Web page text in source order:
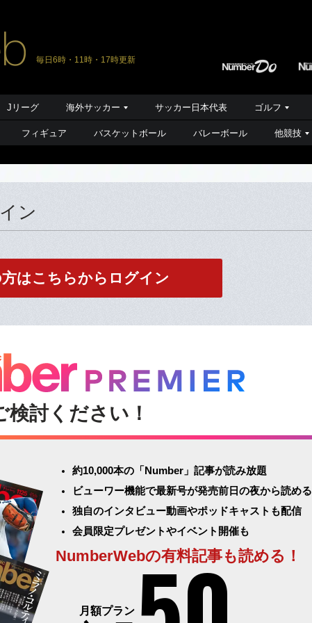
毎日6時・11時・17時更新
Jリーグ 海外サッカー サッカー日本代表 ゴルフ
フィギュア バスケットボール バレーボール 他競技
ン
はこちらからログイン
検討ください！
約10,000本の「Number」記事が読み放題
ビューワー機能で最新号が発売前日の夜から読める
独自のインタビュー動画やポッドキャストも配信
会員限定プレゼントやイベント開催も
NumberWebの有料記事も読める！
月額プラン